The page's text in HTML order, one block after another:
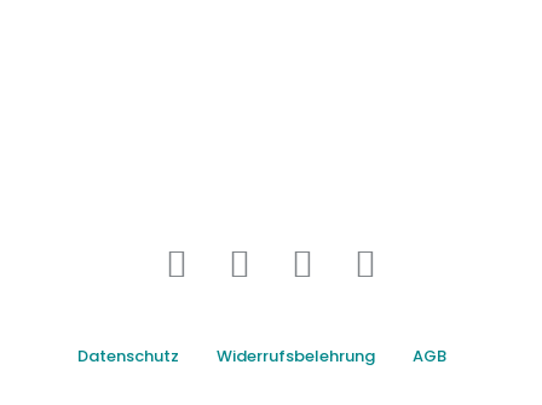
Datenschutz Widerrufsbelehrung AGB